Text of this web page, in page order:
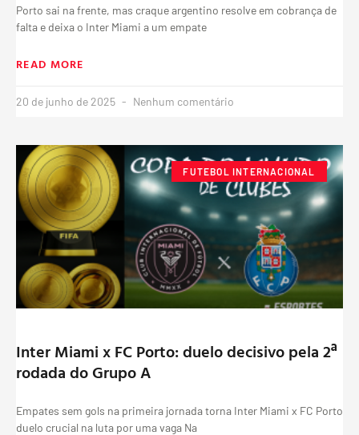
Porto sai na frente, mas craque argentino resolve em cobrança de
falta e deixa o Inter Miami a um empate
READ MORE
20 de junho de 2025 Nenhum comentário
FUTEBOL INTERNACIONAL
Inter Miami x FC Porto: duelo decisivo pela 2ª
rodada do Grupo A
Empates sem gols na primeira jornada torna Inter Miami x FC Porto
duelo crucial na luta por uma vaga Na